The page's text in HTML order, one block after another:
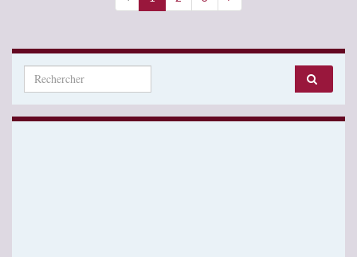
Search for: